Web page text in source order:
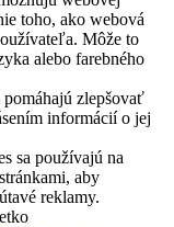
toho, ako webová
Môže to
alebo farebného
zlepšovať
informácií o jej
sa používajú na
aby
reklamy.